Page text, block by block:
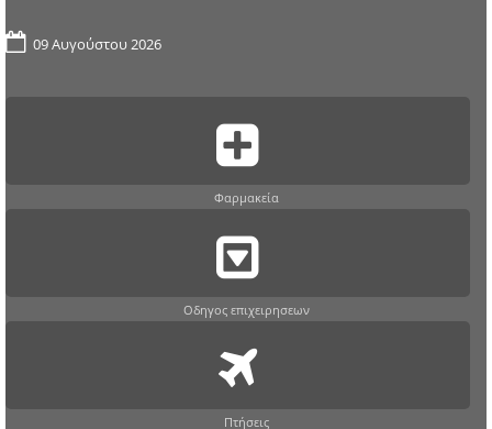
09 Αυγούστου 2026
Φαρμακεία
Οδηγος επιχειρησεων
Πτήσεις